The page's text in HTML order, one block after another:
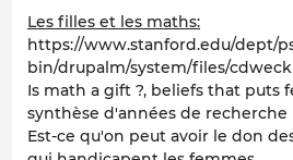
Les filles et les maths:
https://www.stanford.edu/dept/
bin/drupalm/system/files/
Is math a gift ?, beliefs that puts
synthèse d'années de recherche
Est-ce qu'on peut avoir le don